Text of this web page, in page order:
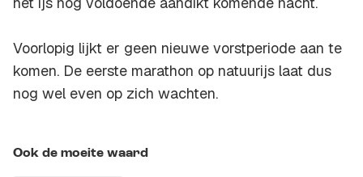
Voorlopig lijkt er geen nieuwe vorstperiode aan te
komen. De eerste marathon op natuurijs laat dus
nog wel even op zich wachten.
Ook de moeite waard